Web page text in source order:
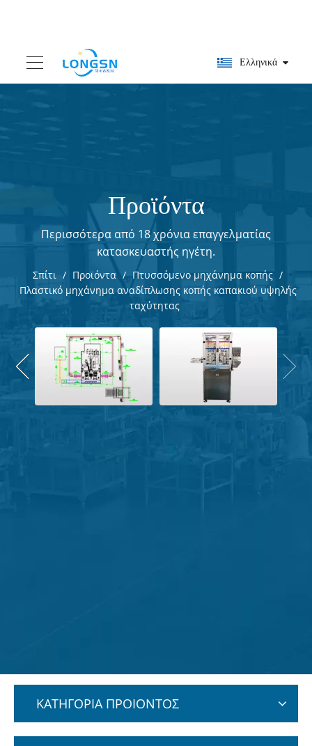
Ελληνικά
Προϊόντα
Περισσότερα από 18 χρόνια επαγγελματίας
κατασκευαστής ηγέτη.
Σπίτι / Προϊόντα / Πτυσσόμενο μηχάνημα κοπής /
Πλαστικό μηχάνημα αναδίπλωσης κοπής καπακιού υψηλής
ταχύτητας
ΚΑΤΗΓΟΡΙΑ ΠΡΟΙΟΝΤΟΣ